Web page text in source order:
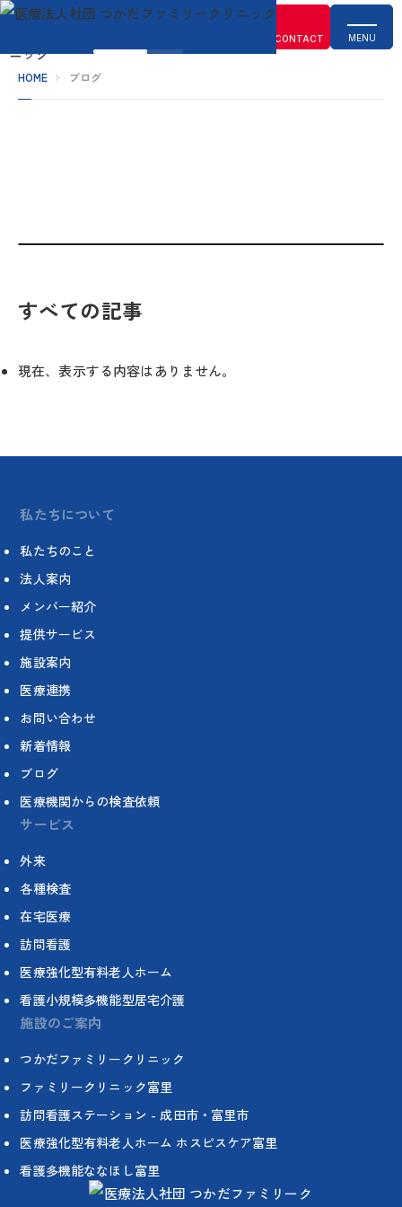
CONTACT MENU
HOME ブログ
すべての記事
現在、表示する内容はありません。
私たちについて
私たちのこと
法人案内
メンバー紹介
提供サービス
施設案内
医療連携
お問い合わせ
新着情報
ブログ
医療機関からの検査依頼
サービス
外来
各種検査
在宅医療
訪問看護
医療強化型有料老人ホーム
看護小規模多機能型居宅介護
施設のご案内
つかだファミリークリニック
ファミリークリニック富里
訪問看護ステーション - 成田市・富里市
医療強化型有料老人ホーム ホスピスケア富里
看護多機能ななほし富里